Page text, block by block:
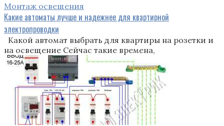
Монтаж освещения
Какие автоматы лучше и надежнее для квартирной
электропроводки
Какой автомат выбрать для квартиры на розетки и
на освещение Сейчас такие времена,